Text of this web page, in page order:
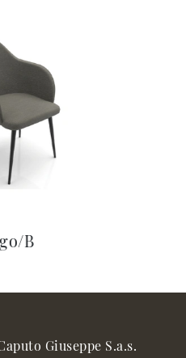
B
Giuseppe S.a.s.